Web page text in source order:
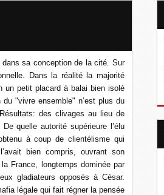
dans sa conception de la cité. Sur
Dans la réalité la majorité
un petit placard à balai bien isolé
"vivre ensemble" n’est plus du
des clivages au lieu de
quelle autorité supérieure l’élu
à coup de clientélisme qui
bien compris, ouvrant son
France, longtemps dominée par
gladiateurs opposés à César.
légale qui fait régner la pensée